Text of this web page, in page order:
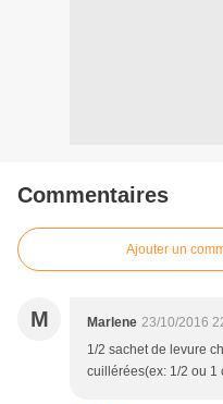
Commentaires
Ajouter un
M Marlene 23/10/2016
1/2 sachet de levure
cuillérées(ex: 1/2 ou 1